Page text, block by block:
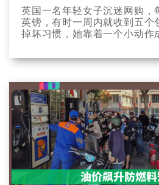
英国一名年轻女子沉迷网购，
英镑，有时一周内就收到五个
掉坏习惯，她靠着一个小动作
吉），有了买房子的首付款。